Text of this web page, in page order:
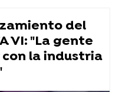
del
VI: "La gente
la industria